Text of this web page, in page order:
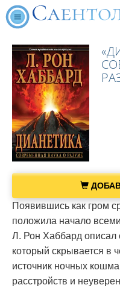
Появившись как гром
положила начало
Л. Рон Хаббард описал
который скрывается в
источник ночных
расстройств и